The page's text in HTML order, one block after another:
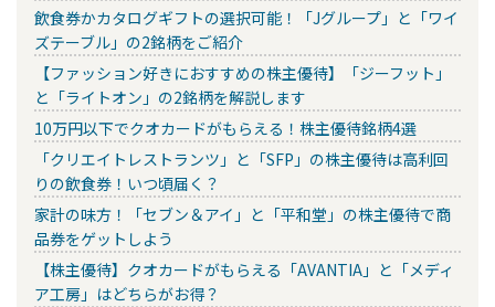
飲食券かカタログギフトの選択可能！「Jグループ」と「ワイ
ズテーブル」の2銘柄をご紹介
【ファッション好きにおすすめの株主優待】「ジーフット」
と「ライトオン」の2銘柄を解説します
10万円以下でクオカードがもらえる！株主優待銘柄4選
「クリエイトレストランツ」と「SFP」の株主優待は高利回
りの飲食券！いつ頃届く？
家計の味方！「セブン＆アイ」と「平和堂」の株主優待で商
品券をゲットしよう
【株主優待】クオカードがもらえる「AVANTIA」と「メディ
ア工房」はどちらがお得？